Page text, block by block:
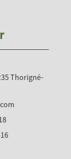
Thorigné-